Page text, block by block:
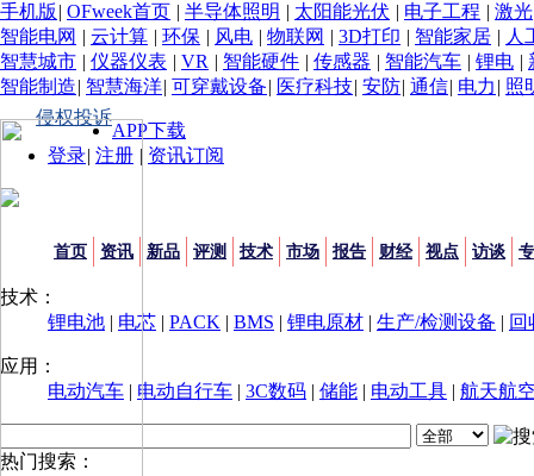
手机版 | OFweek首页 | 半导体照明 | 太阳能光伏 | 电子工程 | 激光
智能电网 | 云计算 | 环保 | 风电 | 物联网 | 3D打印 | 智能家居 | 人
智慧城市 | 仪器仪表 | VR | 智能硬件 | 传感器 | 智能汽车 | 锂电 |
智能制造| 智慧海洋| 可穿戴设备| 医疗科技| 安防| 通信| 电力 | 照
侵权投诉
APP下载
登录| 注册 | 资讯订阅
首页 资讯 新品 评测 技术 市场 报告 财经 视点 访谈
技术：
锂电池 | 电芯 | PACK | BMS | 锂电原材 | 生产/检测设备 | 回
应用：
电动汽车 | 电动自行车 | 3C数码 | 储能 | 电动工具 | 航天航
热门搜索：